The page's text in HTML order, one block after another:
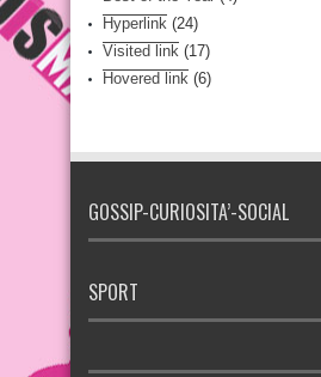
Hyperlink (24)
Visited link (17)
Hovered link (6)
GOSSIP-CURIOSITA’-SOCIAL
SPORT